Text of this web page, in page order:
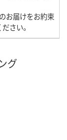
お届けをお約束
さい。
グ